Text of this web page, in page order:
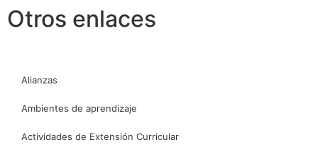
Otros enlaces
Alianzas
Ambientes de aprendizaje
Actividades de Extensión Curricular